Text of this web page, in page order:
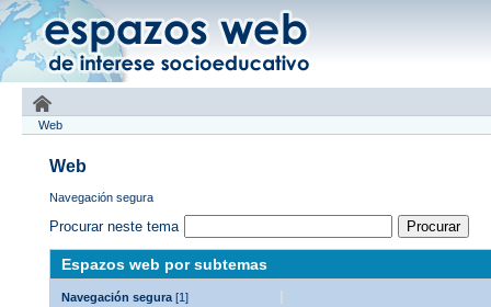
Web
Web
Navegación segura
Procurar neste tema
Espazos web por subtemas
Navegación segura [1]